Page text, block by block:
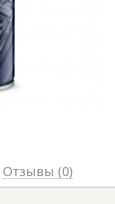
Отзывы (0)